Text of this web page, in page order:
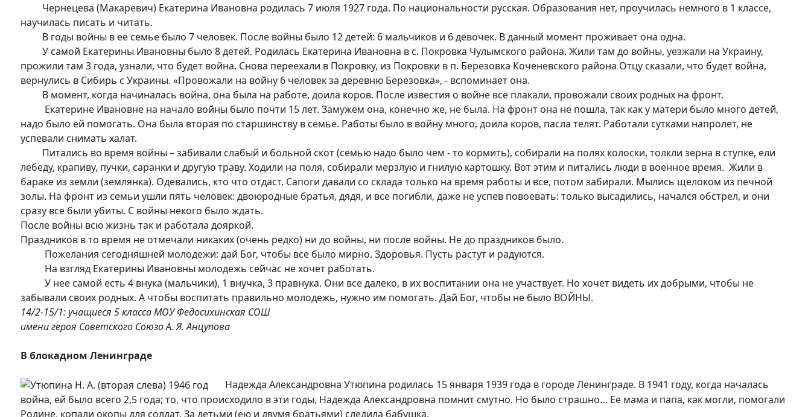
Чернецева (Макаревич) Екатерина Ивановна родилась 7 июля 1927 года. По национальности русская. Образования нет, проучилась немного в 1 классе,
научилась писать и читать.
В годы войны в ее семье было 7 человек. После войны было 12 детей: 6 мальчиков и 6 девочек. В данный момент проживает она одна.
У самой Екатерины Ивановны было 8 детей. Родилась Екатерина Ивановна в с. Покровка Чулымского района. Жили там до войны, уезжали на Украину,
прожили там 3 года, узнали, что будет война. Снова переехали в Покровку, из Покровки в п. Березовка Коченевского района Отцу сказали, что будет война,
вернулись в Сибирь с Украины. «Провожали на войну 6 человек за деревню Березовка», - вспоминает она.
В момент, когда начиналась война, она была на работе, доила коров. После известия о войне все плакали, провожали своих родных на фронт.
Екатерине Ивановне на начало войны было почти 15 лет. Замужем она, конечно же, не была. На фронт она не пошла, так как у матери было много детей,
надо было ей помогать. Она была вторая по старшинству в семье. Работы было в войну много, доила коров, пасла телят. Работали сутками напролет, не
успевали снимать халат.
Питались во время войны – забивали слабый и больной скот (семью надо было чем - то кормить), собирали на полях колоски, толкли зерна в ступке, ели
лебеду, крапиву, пучки, саранки и другую траву. Ходили на поля, собирали мерзлую и гнилую картошку. Вот этим и питались люди в военное время. Жили в
бараке из земли (землянка). Одевались, кто что отдаст. Сапоги давали со склада только на время работы и все, потом забирали. Мылись щелоком из печной
золы. На фронт из семьи ушли пять человек: двоюродные братья, дядя, и все погибли, даже не успев повоевать: только высадились, начался обстрел, и они
сразу все были убиты. С войны некого было ждать.
После войны всю жизнь так и работала дояркой.
Праздников в то время не отмечали никаких (очень редко) ни до войны, ни после войны. Не до праздников было.
Пожелания сегодняшней молодежи: дай Бог, чтобы все было мирно. Здоровья. Пусть растут и радуются.
На взгляд Екатерины Ивановны молодежь сейчас не хочет работать.
У нее самой есть 4 внука (мальчики), 1 внучка, 3 правнука. Они все далеко, в их воспитании она не участвует. Но хочет видеть их добрыми, чтобы не
забывали своих родных. А чтобы воспитать правильно молодежь, нужно им помогать. Дай Бог, чтобы не было ВОЙНЫ.
14/2-15/1: учащиеся 5 класса МОУ Федосихинская СОШ
имени героя Советского Союза А. Я. Анцупова
В блокадном Ленинграде
Надежда Александровна Утюпина родилась 15 января 1939 года в городе Ленинграде. В 1941 году, когда началась
война, ей было всего 2,5 года; то, что происходило в эти годы, Надежда Александровна помнит смутно. Но было страшно… Ее мама и папа, как могли, помогали
Родине, копали окопы для солдат. За детьми (ею и двумя братьями) следила бабушка.